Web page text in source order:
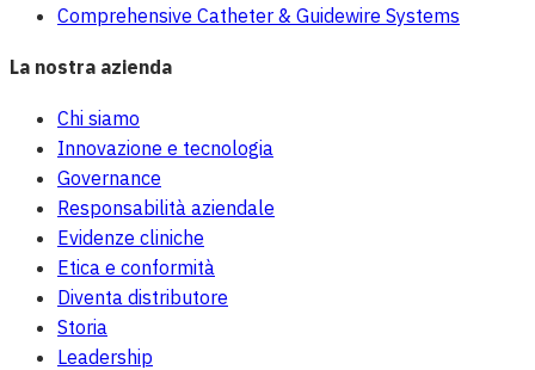
Comprehensive Catheter & Guidewire Systems
La nostra azienda
Chi siamo
Innovazione e tecnologia
Governance
Responsabilità aziendale
Evidenze cliniche
Etica e conformità
Diventa distributore
Storia
Leadership